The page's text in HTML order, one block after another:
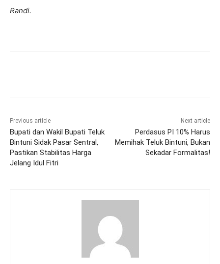
Randi.
Previous article
Bupati dan Wakil Bupati Teluk
Bintuni Sidak Pasar Sentral,
Pastikan Stabilitas Harga
Jelang Idul Fitri
Next article
Perdasus PI 10% Harus
Memihak Teluk Bintuni, Bukan
Sekadar Formalitas!